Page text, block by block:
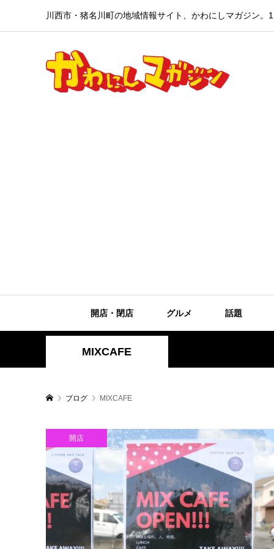
川西市・猪名川町の地域情報サイト、かわにしマガジン。
開店・閉店 グルメ 話題
MIXCAFE
ブログ MIXCAFE
開店